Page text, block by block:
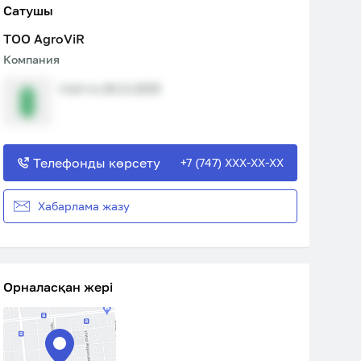
Сатушы
ТОО AgroViR
Компания
Телефонды көрсету +7 (747) XXX-XX-XX
Хабарлама жазу
Орналасқан жері